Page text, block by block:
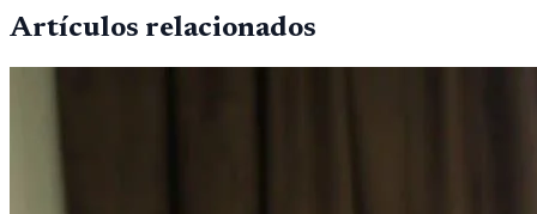
Artículos relacionados